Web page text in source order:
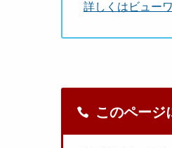
詳しくはビュー
このページ